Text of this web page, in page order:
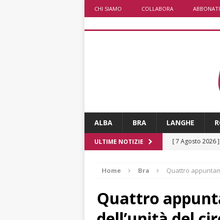
CHI SIAMO COLLABORA ABBONATI
ALBA BRA LANGHE
ULTIME NOTIZIE [ 7 Agosto 2026 ]
CRONACA
non cancellano
Home Bra Quattro
Quattro